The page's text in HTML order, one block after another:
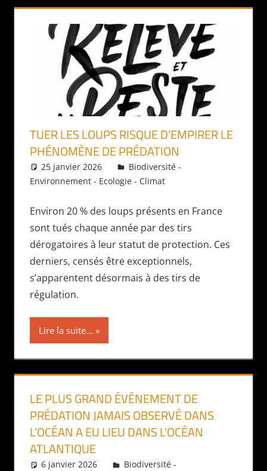
TUER LES LOUPS RISQUE D’EMPIRER LE
PHÉNOMÈNE DE PRÉDATION
25 janvier 2026 Daniel
Biodiversité -
Environnement - Ecologie - Climat
Environ 20 % des loups présents en France
sont tués chaque année par des tirs
dérogatoires à leur statut de protection. Ces
derniers, censés être exceptionnels,
s’apparentent désormais à des tirs de
régulation.
Lire la suite...
LE PLUS GRAND ÉVÉNEMENT DE
PRÉDATION JAMAIS OBSERVÉ DANS
L’OCÉAN A EU LIEU DANS L’OCÉAN
ATLANTIQUE
6 janvier 2026 Daniel
Biodiversité -